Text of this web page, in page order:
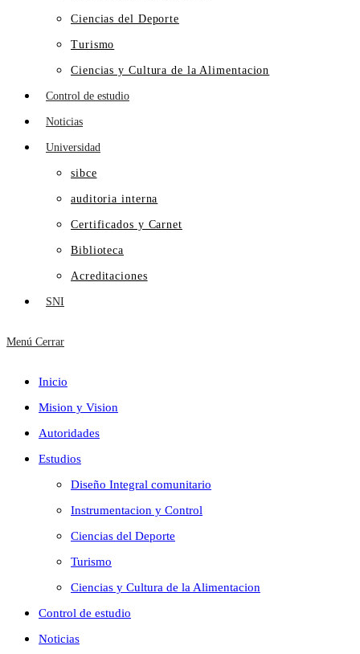
Ciencias del Deporte
Turismo
Ciencias y Cultura de la Alimentacion
Control de estudio
Noticias
Universidad
sibce
auditoria interna
Certificados y Carnet
Biblioteca
Acreditaciones
SNI
Menú Cerrar
Inicio
Mision y Vision
Autoridades
Estudios
Diseño Integral comunitario
Instrumentacion y Control
Ciencias del Deporte
Turismo
Ciencias y Cultura de la Alimentacion
Control de estudio
Noticias